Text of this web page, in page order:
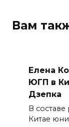
Вам
Елена
ЮГП в
Дзепка
В составе
Китае